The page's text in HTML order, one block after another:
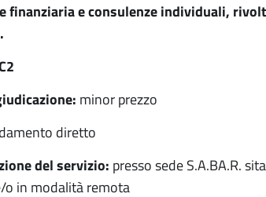
finanziaria e consulenze individuali,
minor prezzo
diretto
del servizio: presso sede S.A.BA.R.
o in modalità remota